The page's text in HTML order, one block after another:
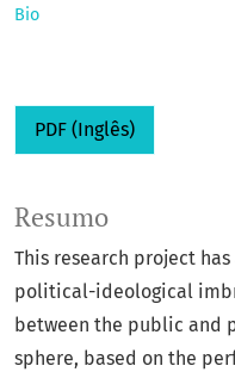
Bio
PDF (Inglês)
Resumo
This research project
political-ideological
between the public and
sphere, based on the